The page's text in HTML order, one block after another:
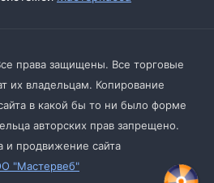
права защищены. Все торговые
их владельцам. Копирование
в какой бы то ни было форме
авторских прав запрещено.
и продвижение сайта
"Мастервеб"